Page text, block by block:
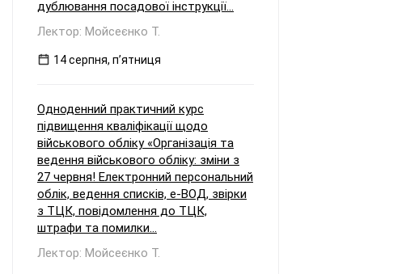
дублювання посадової інструкції...
Лектор: Мойсеєнко Т.
14 серпня, пʼятниця
Одноденний практичний курс
підвищення кваліфікації щодо
військового обліку «Організація та
ведення військового обліку: зміни з
27 червня! Електронний персональний
облік, ведення списків, е-ВОД, звірки
з ТЦК, повідомлення до ТЦК,
штрафи та помилки...
Лектор: Мойсеєнко Т.